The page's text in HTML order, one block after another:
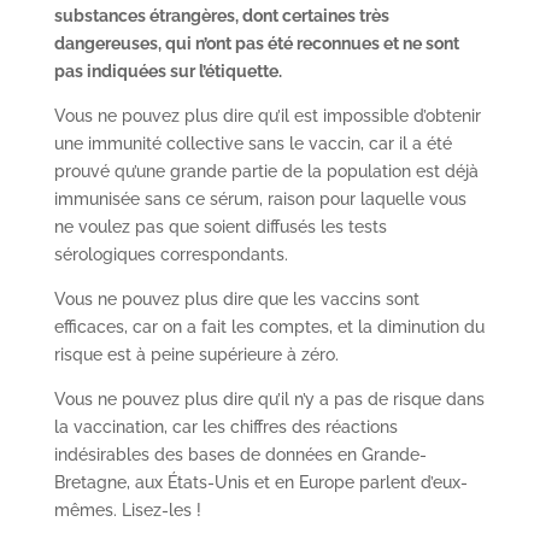
substances étrangères, dont certaines très
dangereuses, qui n’ont pas été reconnues et ne sont
pas indiquées sur l’étiquette.
Vous ne pouvez plus dire qu’il est impossible d’obtenir
une immunité collective sans le vaccin, car il a été
prouvé qu’une grande partie de la population est déjà
immunisée sans ce sérum, raison pour laquelle vous
ne voulez pas que soient diffusés les tests
sérologiques correspondants.
Vous ne pouvez plus dire que les vaccins sont
efficaces, car on a fait les comptes, et la diminution du
risque est à peine supérieure à zéro.
Vous ne pouvez plus dire qu’il n’y a pas de risque dans
la vaccination, car les chiffres des réactions
indésirables des bases de données en Grande-
Bretagne, aux États-Unis et en Europe parlent d’eux-
mêmes. Lisez-les !